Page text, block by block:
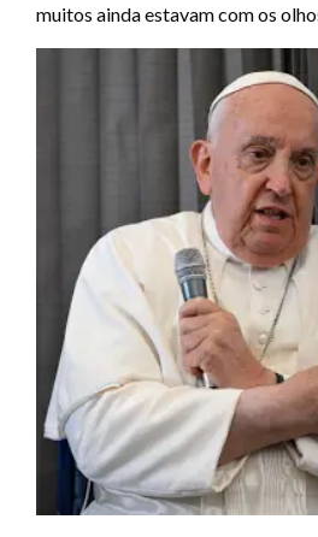
muitos ainda estavam com os